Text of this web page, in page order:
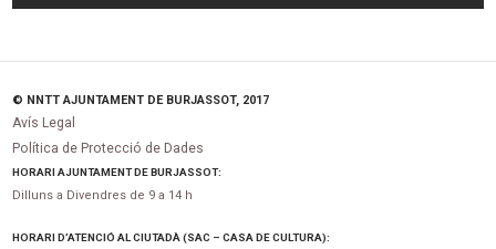
© NNTT AJUNTAMENT DE BURJASSOT, 2017
Avís Legal
Política de Protecció de Dades
HORARI AJUNTAMENT DE BURJASSOT:
Dilluns a Divendres de 9 a 14 h
HORARI D’ATENCIÓ AL CIUTADÀ (SAC – CASA DE CULTURA):